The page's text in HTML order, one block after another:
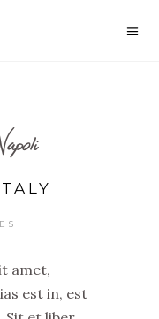
amet,
est in, est